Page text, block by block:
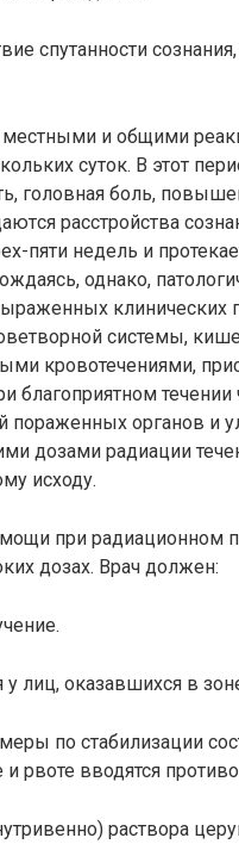
спутанно­сти
местными и об­щими
суток. В этот
головная боль,
расстройства
пяти недель и
однако,
клинических
системы,
кровотечения­ми,
благоприятном течении
пораженных органов и
дозами радиа­ции
исходу.
при радиа­ционном
дозах. Врач должен:
лиц, оказав­шихся в
по стаби­лизации
вводятся
раствора